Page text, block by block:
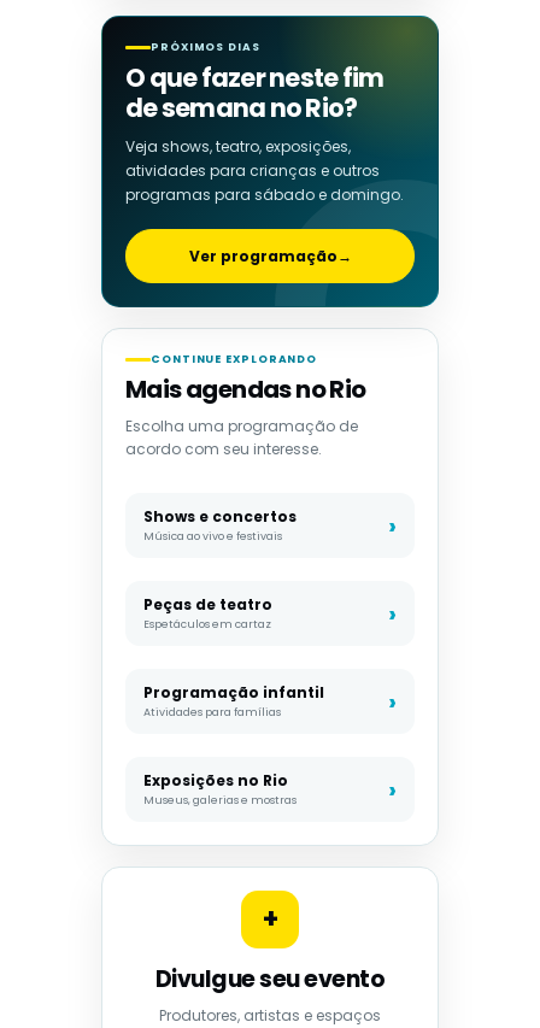
PRÓXIMOS DIAS
O que fazer neste fim
de semana no Rio?
Veja shows, teatro, exposições,
atividades para crianças e outros
programas para sábado e domingo.
Ver programação→
CONTINUE EXPLORANDO
Mais agendas no Rio
Escolha uma programação de
acordo com seu interesse.
Shows e concertos
Música ao vivo e festivais
Peças de teatro
Espetáculos em cartaz
Programação infantil
Atividades para famílias
Exposições no Rio
Museus, galerias e mostras
+
Divulgue seu evento
Produtores, artistas e espaços